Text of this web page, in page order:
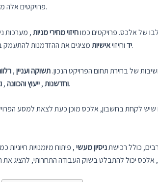
פרויקטים אלה מציעים הזדמנות לנתח כמויות אדירות של נתונים ולפתח פתרונות עם יישומים מעשיים.
של אלכס. פרויקטים כמוחיזוי מחירי מניות, מערכות
ידוחיזויאישיות מציגים את ההזדמנות להתעמק בתחום החדשני של בינה מלאכותית והפוטנציאל שלו לחולל מהפכה בתעשיות שונות.
של בחירת תחום הפרויקט הנכון.תשוקה ועניין,
וחדשנות,ייעוץ והכוונה, , כל אלה באים לידי ביטוי בעת ההחלטה על הפרויקט המושלם.
שיש לקחת בחשבון, אלכס מוכן כעת לצאת למסע
כולל רכישתניסיון מעשי, פיתוח מיומנויות חיוניות